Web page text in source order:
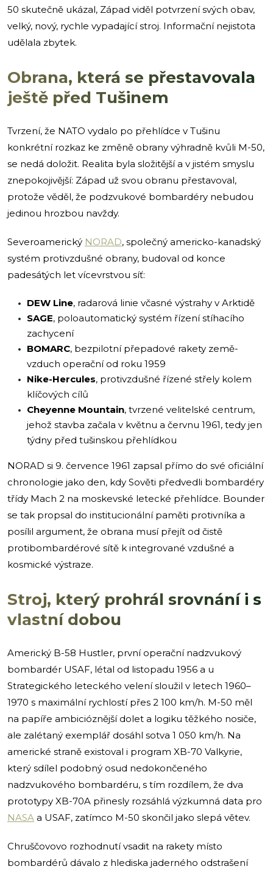
50 skutečně ukázal, Západ viděl potvrzení svých obav,
velký, nový, rychle vypadající stroj. Informační nejistota
udělala zbytek.
Obrana, která se přestavovala
ještě před Tušinem
Tvrzení, že NATO vydalo po přehlídce v Tušinu
konkrétní rozkaz ke změně obrany výhradně kvůli M-50,
se nedá doložit. Realita byla složitější a v jistém smyslu
znepokojivější: Západ už svou obranu přestavoval,
protože věděl, že podzvukové bombardéry nebudou
jedinou hrozbou navždy.
Severoamerický NORAD, společný americko-kanadský
systém protivzdušné obrany, budoval od konce
padesátých let vícevrstvou síť:
DEW Line, radarová linie včasné výstrahy v Arktidě
SAGE, poloautomatický systém řízení stíhacího
zachycení
BOMARC, bezpilotní přepadové rakety země-
vzduch operační od roku 1959
Nike-Hercules, protivzdušné řízené střely kolem
klíčových cílů
Cheyenne Mountain, tvrzené velitelské centrum,
jehož stavba začala v květnu a červnu 1961, tedy jen
týdny před tušinskou přehlídkou
NORAD si 9. července 1961 zapsal přímo do své oficiální
chronologie jako den, kdy Sověti předvedli bombardéry
třídy Mach 2 na moskevské letecké přehlídce. Bounder
se tak propsal do institucionální paměti protivníka a
posílil argument, že obrana musí přejít od čistě
protibombardérové sítě k integrované vzdušné a
kosmické výstraze.
Stroj, který prohrál srovnání i s
vlastní dobou
Americký B-58 Hustler, první operační nadzvukový
bombardér USAF, létal od listopadu 1956 a u
Strategického leteckého velení sloužil v letech 1960–
1970 s maximální rychlostí přes 2 100 km/h. M-50 měl
na papíře ambicióznější dolet a logiku těžkého nosiče,
ale zalétaný exemplář dosáhl sotva 1 050 km/h. Na
americké straně existoval i program XB-70 Valkyrie,
který sdílel podobný osud nedokončeného
nadzvukového bombardéru, s tím rozdílem, že dva
prototypy XB-70A přinesly rozsáhlá výzkumná data pro
NASA a USAF, zatímco M-50 skončil jako slepá větev.
Chruščovovo rozhodnutí vsadit na rakety místo
bombardérů dávalo z hlediska jaderného odstrašení